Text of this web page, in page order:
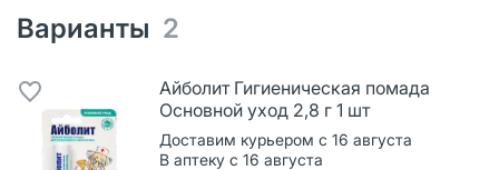
Варианты 2
Айболит Гигиеническая помада
Основной уход 2,8 г 1 шт
Доставим курьером с 16 августа
В аптеку с 16 августа